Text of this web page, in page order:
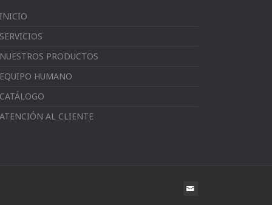
INICIO
SERVICIOS
NUESTROS PRODUCTOS
EQUIPO HUMANO
CATÁLOGO
ATENCIÓN AL CLIENTE